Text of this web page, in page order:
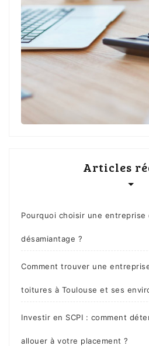
Articles
Pourquoi choisir une
désamiantage ?
Comment trouver une
toitures à Toulouse et ses
Investir en SCPI : comment
allouer à votre placement ?